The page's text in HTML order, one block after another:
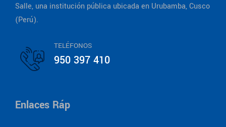
Salle, una institución pública ubicada en Urubamba, Cusco
(Perú).
TELÉFONOS
950 397 410
Enlaces Ráp